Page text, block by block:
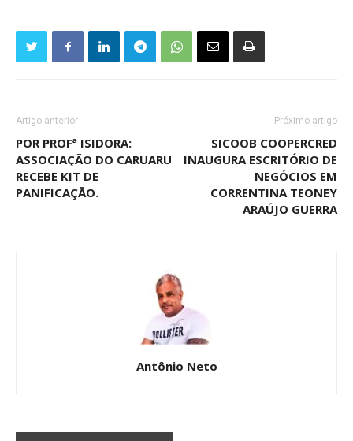
Artigo anterior
POR PROFª ISIDORA:
ASSOCIAÇÃO DO CARUARU
RECEBE KIT DE
PANIFICAÇÃO.
Próximo artigo
SICOOB COOPERCRED
INAUGURA ESCRITÓRIO DE
NEGÓCIOS EM
CORRENTINA TEONEY
ARAÚJO GUERRA
Antônio Neto